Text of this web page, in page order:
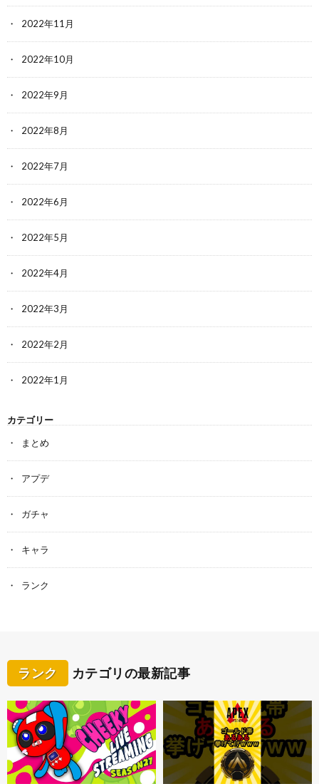
2022年11月
2022年10月
2022年9月
2022年8月
2022年7月
2022年6月
2022年5月
2022年4月
2022年3月
2022年2月
2022年1月
カテゴリー
まとめ
アプデ
ガチャ
キャラ
ランク
ランク カテゴリの最新記事